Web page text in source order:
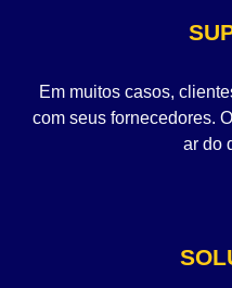
Em muitos casos,
com seus fornecedores.
ar do